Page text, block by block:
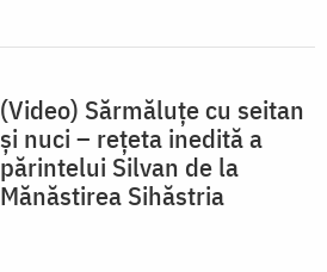
(Video) Sărmăluțe cu seitan
și nuci – rețeta inedită a
părintelui Silvan de la
Mănăstirea Sihăstria